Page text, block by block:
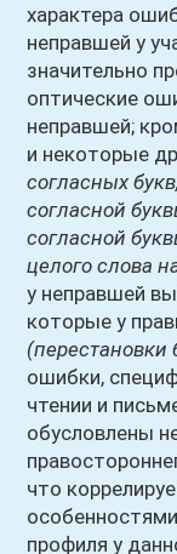
характера
неправшей у
значительно
оптические
неправшей;
и некоторые
согласных
согласной
согласной
целого слова
у неправшей
которые у
(перестановки
ошибки,
чтении и
обусловлены
что
профиля у